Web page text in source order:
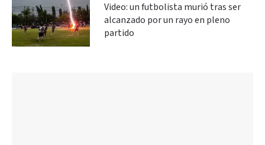
Video: un futbolista murió tras ser
alcanzado por un rayo en pleno
partido